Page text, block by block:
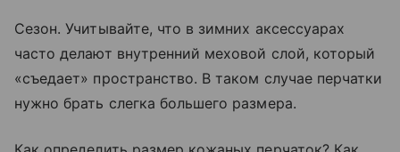
Сезон. Учитывайте, что в зимних аксессуарах
часто делают внутренний меховой слой, который
«съедает» пространство. В таком случае перчатки
нужно брать слегка большего размера.